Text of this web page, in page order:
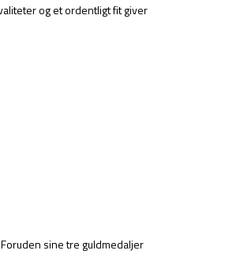
og et ordentligt fit giver
sine tre guldmedaljer